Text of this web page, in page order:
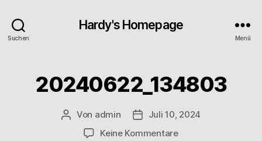
Suchen
Hardy's Homepage
Menü
20240622_134803
Beitragsautor
Von admin Veröffentlichungsdatum
Juli 10, 2024
Keine Kommentarezu